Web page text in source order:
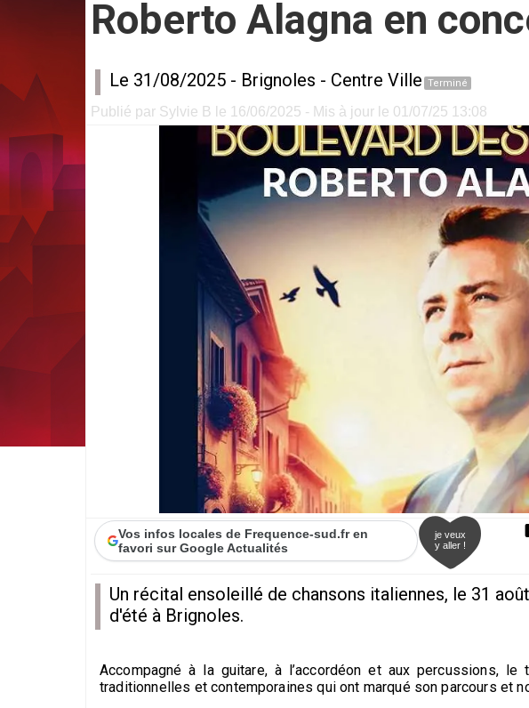
Roberto Alagna en
Le 31/08/2025 - Brignoles - Centre Ville Terminé
Publié par Sylvie B le 16/06/2025 - Mis à jour le 01/07/25 13:08
Vos infos locales de Frequence-sud.fr en
favori sur Google Actualités
je veux
y aller !
Un récital ensoleillé de chansons italiennes, le 31
d'été à Brignoles.
Accompagné à la guitare, à l’accordéon et aux percussions,
traditionnelles et contemporaines qui ont marqué son parcours et